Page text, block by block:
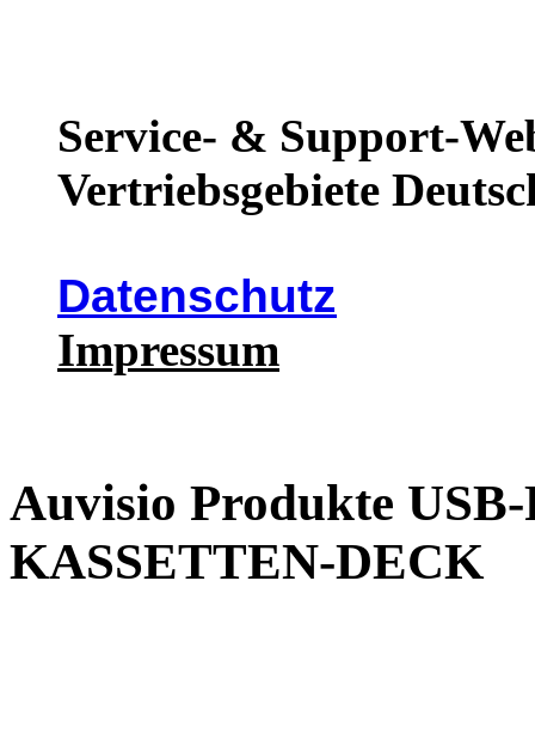
Service- & Support-
Vertriebsgebiete
Datenschutz
Impressum
Auvisio Produkte
KASSETTEN-DECK